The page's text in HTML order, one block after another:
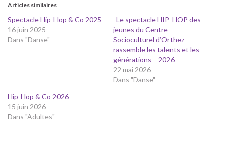
Articles similaires
Spectacle Hip-Hop & Co 2025
16 juin 2025
Dans "Danse"
Le spectacle HIP-HOP des
jeunes du Centre
Socioculturel d’Orthez
rassemble les talents et les
générations – 2026
22 mai 2026
Dans "Danse"
Hip-Hop & Co 2026
15 juin 2026
Dans "Adultes"